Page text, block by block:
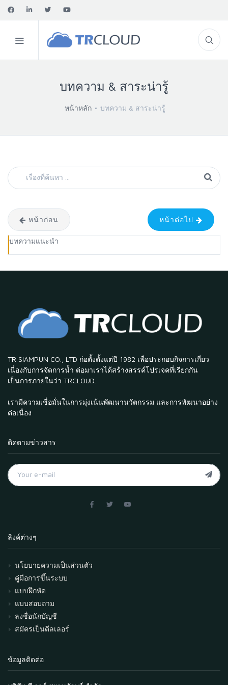
บทความ & สาระน่ารู้
หน้าหลัก บทความ & สาระน่ารู้
หน้าก่อน หน้าต่อไป
บทความแนะนำ
TR SIAMPUN CO., LTD ก่อตั้งตั้งแต่ปี 1982 เพื่อประกอบกิจการเกี่ยว
เนื่องกับการจัดการน้ำ ต่อมาเราได้สร้างสรรค์โปรเจคที่เรียกกัน
เป็นการภายในว่า TRCLOUD.
เรามีความเชื่อมั่นในการมุ่งเน้นพัฒนานวัตกรรม และการพัฒนาอย่าง
ต่อเนื่อง
ติดตามข่าวสาร
ลิงค์ต่างๆ
นโยบายความเป็นส่วนตัว
คู่มือการขึ้นระบบ
แบบฝึกหัด
แบบสอบถาม
ลงชื่อนักบัญชี
สมัครเป็นดีลเลอร์
ข้อมูลติดต่อ